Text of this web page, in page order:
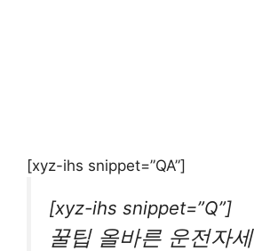
[xyz-ihs snippet=”QA”]
[xyz-ihs snippet=”Q”]
꿀팁 올바른 운전자세